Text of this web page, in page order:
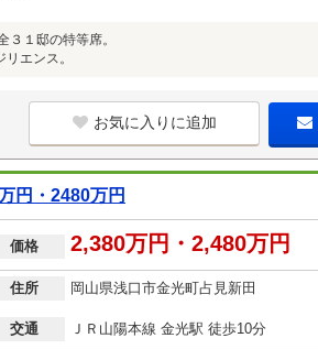
３１邸の特等席。
エンス。
お気に入りに追加
円・2480万円
価格 2,380万円・2,480万円
住所 岡山県浅口市金光町占見新田
交通 ＪＲ山陽本線 金光駅 徒歩10分